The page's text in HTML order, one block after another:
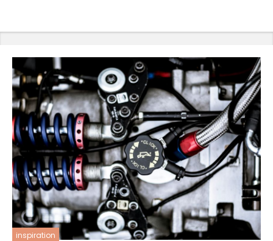
inspiration